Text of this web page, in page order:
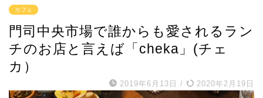
カフェ
門司中央市場で誰からも愛されるラン
チのお店と言えば「cheka」(チェ
カ）
2019年6月13日 / 2020年2月19日